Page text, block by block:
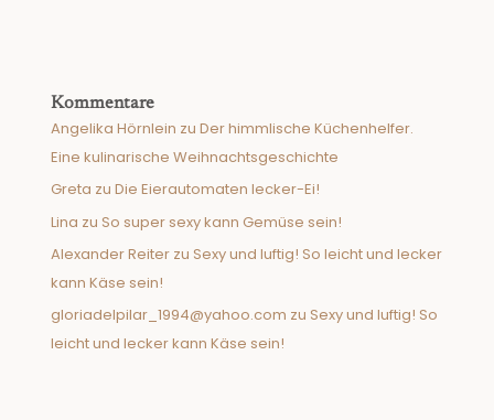
Kommentare
Angelika Hörnlein zu Der himmlische Küchenhelfer.
Eine kulinarische Weihnachtsgeschichte
Greta zu Die Eierautomaten lecker-Ei!
Lina zu So super sexy kann Gemüse sein!
Alexander Reiter zu Sexy und luftig! So leicht und lecker
kann Käse sein!
gloriadelpilar_1994@yahoo.com zu Sexy und luftig! So
leicht und lecker kann Käse sein!